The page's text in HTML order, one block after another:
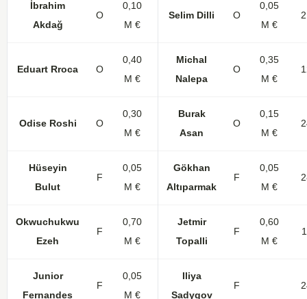
İbrahim
Akdağ
O
0,10
M €
30 1
Eduart Rroca O
0,40
M €
Odise Roshi O
0,30
M €
Hüseyin
Bulut
F
0,05
M €
Okwuchukwu
Ezeh
F
0,70
M €
Junior
Fernandes
F
0,05
M €
Selim Dilli O
0,05
M €
Michal
Nalepa
O
0,35
M €
Burak
Asan
O
0,15
M €
Gökhan
Altıparmak
F
0,05
M €
Jetmir
Topalli
F
0,60
M €
Iliya
Sadygov
F